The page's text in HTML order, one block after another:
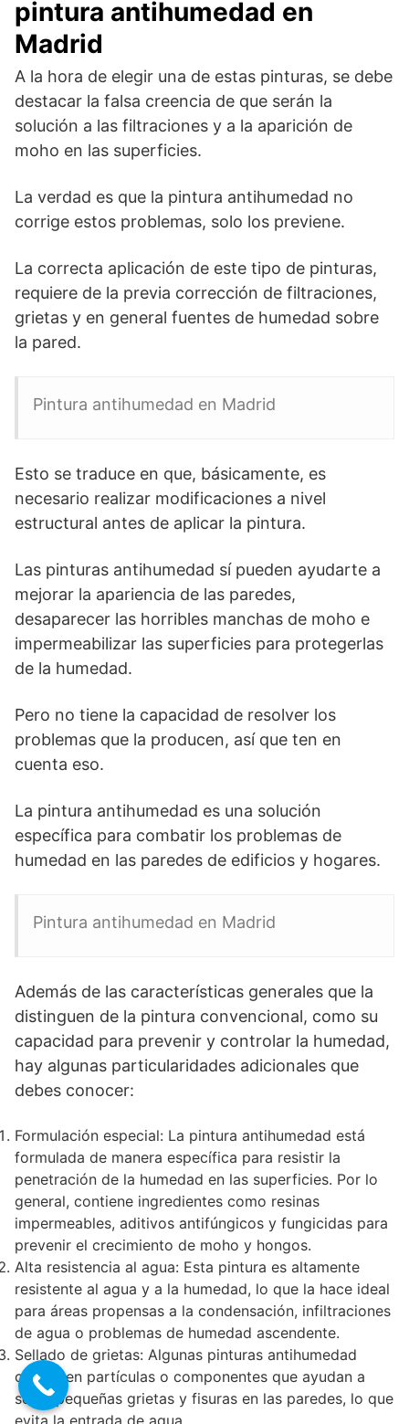
pintura antihumedad en
Madrid
A la hora de elegir una de estas pinturas, se debe
destacar la falsa creencia de que serán la
solución a las filtraciones y a la aparición de
moho en las superficies.
La verdad es que la pintura antihumedad no
corrige estos problemas, solo los previene.
La correcta aplicación de este tipo de pinturas,
requiere de la previa corrección de filtraciones,
grietas y en general fuentes de humedad sobre
la pared.
Pintura antihumedad en Madrid
Esto se traduce en que, básicamente, es
necesario realizar modificaciones a nivel
estructural antes de aplicar la pintura.
Las pinturas antihumedad sí pueden ayudarte a
mejorar la apariencia de las paredes,
desaparecer las horribles manchas de moho e
impermeabilizar las superficies para protegerlas
de la humedad.
Pero no tiene la capacidad de resolver los
problemas que la producen, así que ten en
cuenta eso.
La pintura antihumedad es una solución
específica para combatir los problemas de
humedad en las paredes de edificios y hogares.
Pintura antihumedad en Madrid
Además de las características generales que la
distinguen de la pintura convencional, como su
capacidad para prevenir y controlar la humedad,
hay algunas particularidades adicionales que
debes conocer:
Formulación especial: La pintura antihumedad está
formulada de manera específica para resistir la
penetración de la humedad en las superficies. Por lo
general, contiene ingredientes como resinas
impermeables, aditivos antifúngicos y fungicidas para
prevenir el crecimiento de moho y hongos.
Alta resistencia al agua: Esta pintura es altamente
resistente al agua y a la humedad, lo que la hace ideal
para áreas propensas a la condensación, infiltraciones
de agua o problemas de humedad ascendente.
Sellado de grietas: Algunas pinturas antihumedad
contienen partículas o componentes que ayudan a
sellar pequeñas grietas y fisuras en las paredes, lo que
evita la entrada de agua.